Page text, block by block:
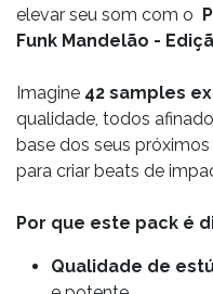
elevar seu som com o
Funk Mandelão -
Imagine 42 samples
qualidade, todos
base dos seus
para criar beats de
Por que este pack é
Qualidade de